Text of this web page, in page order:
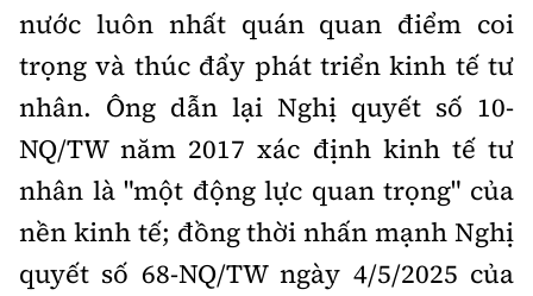
nước luôn nhất quán quan điểm coi
trọng và thúc đẩy phát triển kinh tế tư
nhân. Ông dẫn lại Nghị quyết số 10-
NQ/TW năm 2017 xác định kinh tế tư
nhân là "một động lực quan trọng" của
nền kinh tế; đồng thời nhấn mạnh Nghị
quyết số 68-NQ/TW ngày 4/5/2025 của